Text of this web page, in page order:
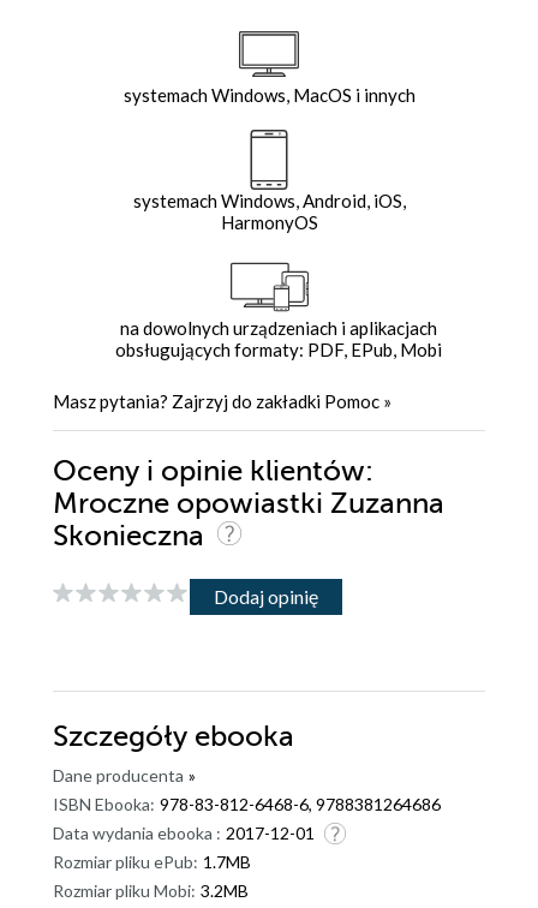
systemach Windows, MacOS i innych
systemach Windows, Android, iOS,
HarmonyOS
na dowolnych urządzeniach i aplikacjach
obsługujących formaty: PDF, EPub, Mobi
Masz pytania? Zajrzyj do zakładki Pomoc »
Oceny i opinie klientów:
Mroczne opowiastki Zuzanna
Skonieczna
Dodaj opinię
Szczegóły ebooka
Dane producenta »
ISBN Ebooka: 978-83-812-6468-6, 9788381264686
Data wydania ebooka : 2017-12-01
Rozmiar pliku ePub: 1.7MB
Rozmiar pliku Mobi: 3.2MB